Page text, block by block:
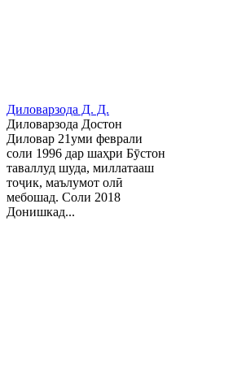
Диловарзода Д. Д.
Диловарзода Достон
Диловар 21уми феврали
соли 1996 дар шаҳри Бӯстон
таваллуд шуда, миллатааш
тоҷик, маълумот олӣ
мебошад. Соли 2018
Донишкад...